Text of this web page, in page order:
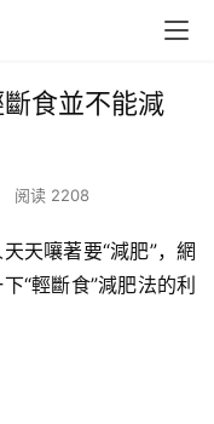
食並不能減
阅读 2208
天嚷著要“減肥”，網
“輕斷食”減肥法的利